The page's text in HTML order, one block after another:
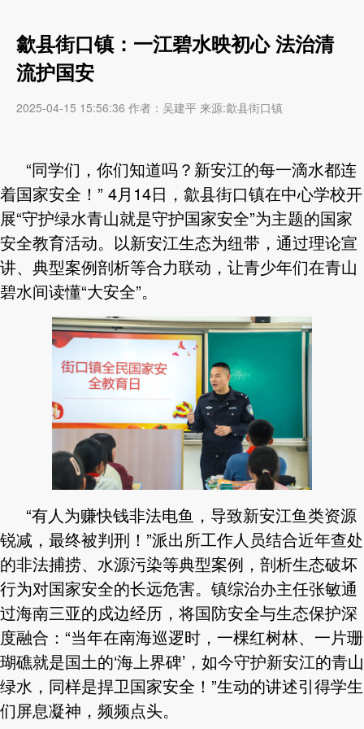
歙县街口镇：一江碧水映初心 法治清
流护国安
2025-04-15 15:56:36 作者：吴建平 来源:歙县街口镇
“同学们，你们知道吗？新安江的每一滴水都连
着国家安全！” 4月14日，歙县街口镇在中心学校开
展“守护绿水青山就是守护国家安全”为主题的国家
安全教育活动。以新安江生态为纽带，通过理论宣
讲、典型案例剖析等合力联动，让青少年们在青山
碧水间读懂“大安全”。
“有人为赚快钱非法电鱼，导致新安江鱼类资源
锐减，最终被判刑！”派出所工作人员结合近年查处
的非法捕捞、水源污染等典型案例，剖析生态破坏
行为对国家安全的长远危害。镇综治办主任张敏通
过海南三亚的戍边经历，将国防安全与生态保护深
度融合：“当年在南海巡逻时，一棵红树林、一片珊
瑚礁就是国土的‘海上界碑’，如今守护新安江的青山
绿水，同样是捍卫国家安全！”生动的讲述引得学生
们屏息凝神，频频点头。